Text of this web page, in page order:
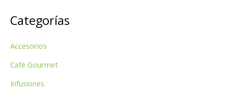
c
r
p
Categorías
Accesorios
Café Gourmet
Infusiones